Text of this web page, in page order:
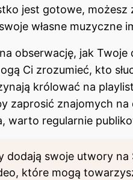
jest gotowe,
własne muzyczne
obserwację, jak Twoje
Ci zrozumieć, kto
królować na
zaprosić znajomych
warto regularnie
dodają swoje utwory
które mogą